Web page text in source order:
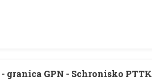
granica GPN - Schronisko PTTK